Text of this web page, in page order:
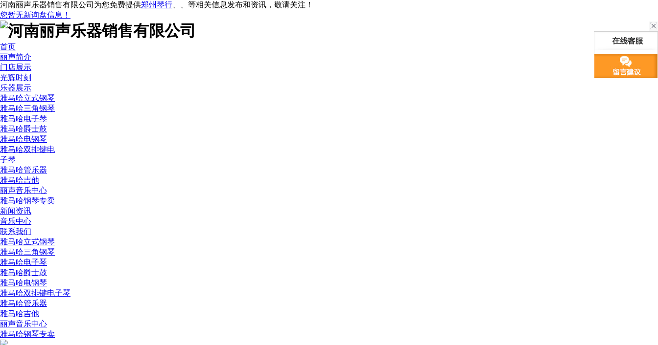
河南丽声乐器销售有限公司为您免费提供郑州琴行
等相关信息发布和资讯，敬请关注！
您暂无新询盘信息！
首页
丽声简介
门店展示
光辉时刻
乐器展示
雅马哈立式钢琴
雅马哈三角钢琴
雅马哈电子琴
雅马哈爵士鼓
雅马哈电钢琴
雅马哈双排键电
子琴
雅马哈管乐器
雅马哈吉他
丽声音乐中心
雅马哈钢琴专卖
新闻资讯
音乐中心
联系我们
雅马哈立式钢琴
雅马哈三角钢琴
雅马哈电子琴
雅马哈爵士鼓
雅马哈电钢琴
雅马哈双排键电子琴
雅马哈管乐器
雅马哈吉他
丽声音乐中心
雅马哈钢琴专卖